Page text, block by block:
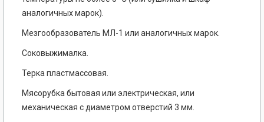
аналогичных марок).
Мезгообразователь MЛ-1 или аналогичных марок.
Соковыжималка.
Терка пластмассовая.
Мясорубка бытовая или электрическая, или
механическая с диаметром отверстий 3 мм.